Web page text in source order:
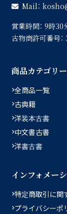
Mail： kosho
営業時間： 9時30
古物商許可番号：
商品カテゴリー
全商品一覧
古典籍
洋装本古書
中文書古書
洋書古書
インフォメー
特定商取引に関
プライバシーポ